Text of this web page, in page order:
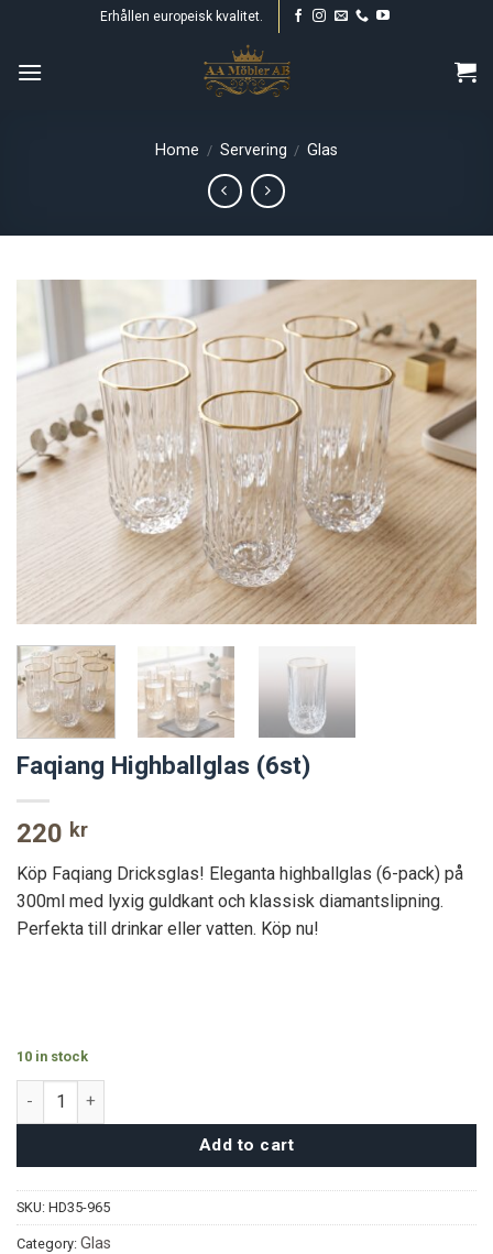
content
Erhållen europeisk kvalitet.
Home / Servering / Glas
Faqiang Highballglas (6st)
220 kr
Köp Faqiang Dricksglas! Eleganta highballglas (6-pack) på
300ml med lyxig guldkant och klassisk diamantslipning.
Perfekta till drinkar eller vatten. Köp nu!
10 in stock
Faqiang Highballglas (6st) quantity
Add to cart
SKU: HD35-965
Category: Glas